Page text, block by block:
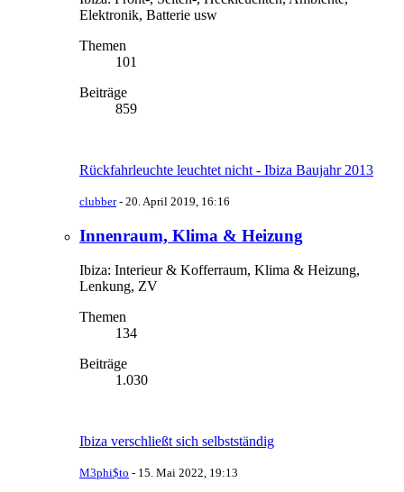
Elektronik, Batterie usw
Themen
101
Beiträge
859
Rückfahrleuchte leuchtet nicht - Ibiza Baujahr 2013
clubber- 20. April 2019, 16:16
Innenraum, Klima & Heizung
Ibiza: Interieur & Kofferraum, Klima & Heizung,
Lenkung, ZV
Themen
134
Beiträge
1.030
Ibiza verschließt sich selbstständig
M3phi$to - 15. Mai 2022, 19:13